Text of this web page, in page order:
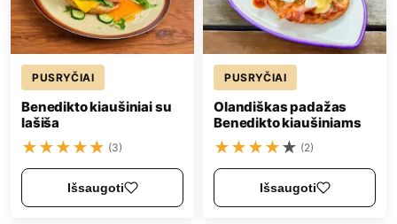
PUSRYČIAI
Benedikto kiaušiniai su
lašiša
★★★★★ (3)
Išsaugoti
PUSRYČIAI
Olandiškas padažas
Benedikto kiaušiniams
★★★★★ (2)
Išsaugoti